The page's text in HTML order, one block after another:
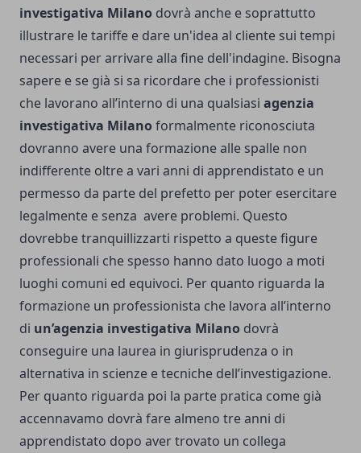
investigativa Milano dovrà anche e soprattutto
illustrare le tariffe e dare un'idea al cliente sui tempi
necessari per arrivare alla fine dell'indagine. Bisogna
sapere e se già si sa ricordare che i professionisti
che lavorano all’interno di una qualsiasi agenzia
investigativa Milano formalmente riconosciuta
dovranno avere una formazione alle spalle non
indifferente oltre a vari anni di apprendistato e un
permesso da parte del prefetto per poter esercitare
legalmente e senza avere problemi. Questo
dovrebbe tranquillizzarti rispetto a queste figure
professionali che spesso hanno dato luogo a moti
luoghi comuni ed equivoci. Per quanto riguarda la
formazione un professionista che lavora all’interno
di un’agenzia investigativa Milano dovrà
conseguire una laurea in giurisprudenza o in
alternativa in scienze e tecniche dell’investigazione.
Per quanto riguarda poi la parte pratica come già
accennavamo dovrà fare almeno tre anni di
apprendistato dopo aver trovato un collega